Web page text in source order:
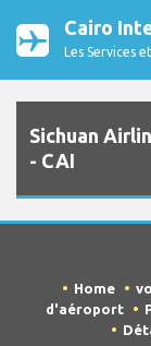
Cairo
Les Services
Sichuan
- CAI
Home
d'aéroport